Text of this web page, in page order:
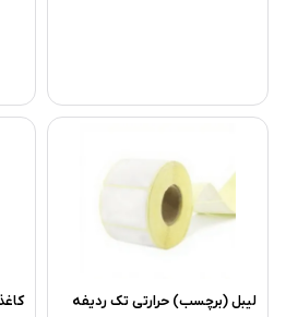
ليبل (برچسب) حرارتی تک رديفه